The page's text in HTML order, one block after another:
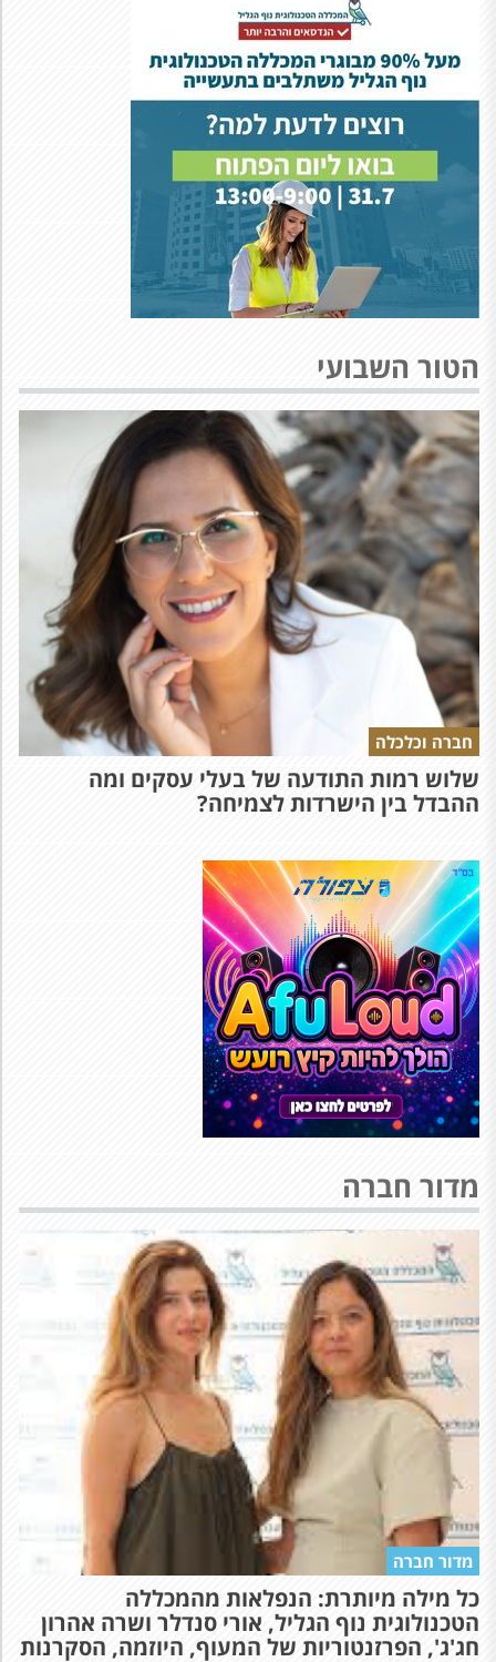
הטור השבועי
חברה וכלכלה
שלוש רמות התודעה של בעלי עסקים ומה
ההבדל בין הישרדות לצמיחה?
מדור חברה
מדור חברה
כל מילה מיותרת: הנפלאות מהמכללה
הטכנולוגית נוף הגליל, אורי סנדלר ושרה אהרון
חג'ג', הפרזנטוריות של המעוף, היוזמה, הסקרנות